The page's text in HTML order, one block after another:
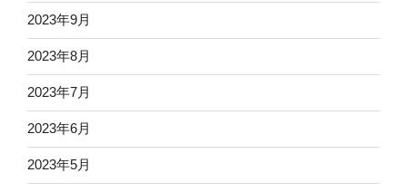
2023年9月
2023年8月
2023年7月
2023年6月
2023年5月